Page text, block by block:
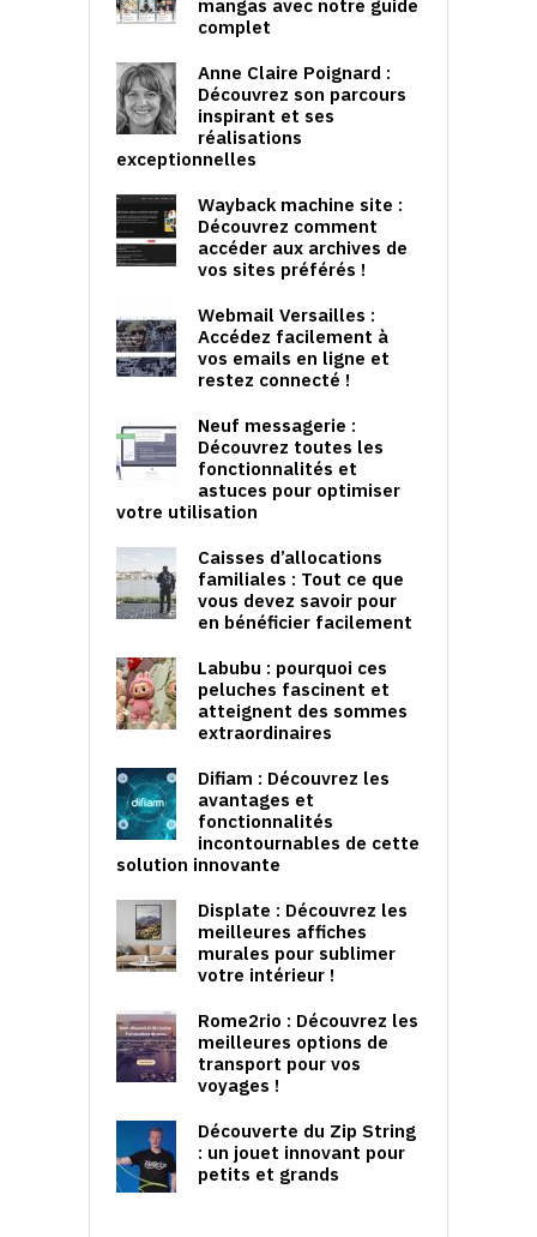
mangas avec notre guide
complet
Anne Claire Poignard :
Découvrez son parcours
inspirant et ses
réalisations
exceptionnelles
Wayback machine site :
Découvrez comment
accéder aux archives de
vos sites préférés !
Webmail Versailles :
Accédez facilement à
vos emails en ligne et
restez connecté !
Neuf messagerie :
Découvrez toutes les
fonctionnalités et
astuces pour optimiser
votre utilisation
Caisses d’allocations
familiales : Tout ce que
vous devez savoir pour
en bénéficier facilement
Labubu : pourquoi ces
peluches fascinent et
atteignent des sommes
extraordinaires
Difiam : Découvrez les
avantages et
fonctionnalités
incontournables de cette
solution innovante
Displate : Découvrez les
meilleures affiches
murales pour sublimer
votre intérieur !
Rome2rio : Découvrez les
meilleures options de
transport pour vos
voyages !
Découverte du Zip String
: un jouet innovant pour
petits et grands